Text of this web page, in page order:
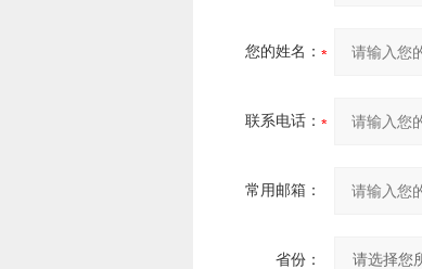
您的姓名：
联系电话：
常用邮箱：
省份：